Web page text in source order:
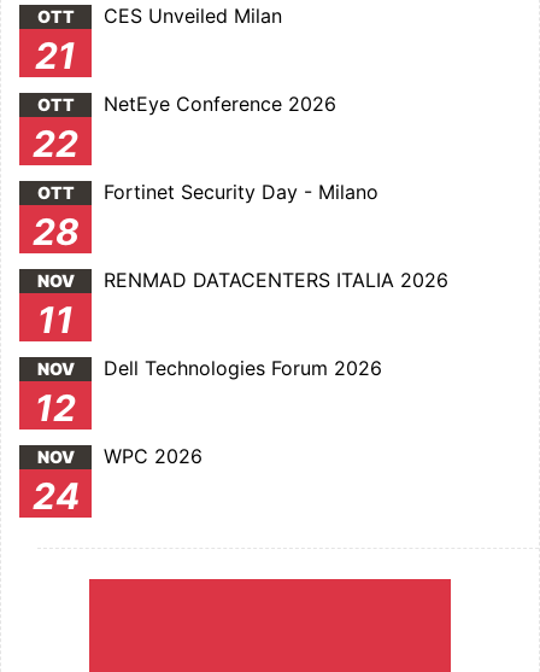
OTT
21
CES Unveiled Milan
OTT
22
NetEye Conference 2026
OTT
28
Fortinet Security Day - Milano
NOV
11
RENMAD DATACENTERS ITALIA 2026
NOV
12
Dell Technologies Forum 2026
NOV
24
WPC 2026